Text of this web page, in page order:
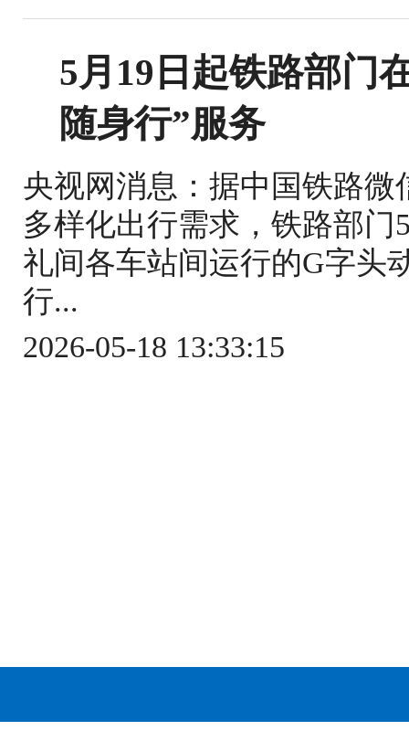
5月19日起铁路部门
随身行”服务
央视网消息：据中国铁路
多样化出行需求，铁路部门
礼间各车站间运行的G字头
行...
2026-05-18 13:33:15